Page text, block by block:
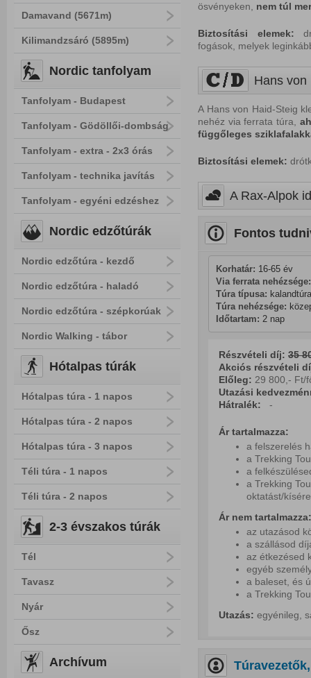
Damavand (5671m)
Kilimandzsáró (5895m)
Nordic tanfolyam
Tanfolyam - Budapest
Tanfolyam - Gödöllői-dombság
Tanfolyam - extra - 2x3 órás
Tanfolyam - technika javítás
Tanfolyam - egyéni edzéshez
Nordic edzőtúrák
Nordic edzőtúra - kezdő
Nordic edzőtúra - haladó
Nordic edzőtúra - szépkorúak
Nordic Walking - tábor
Hótalpas túrák
Hótalpas túra - 1 napos
Hótalpas túra - 2 napos
Hótalpas túra - 3 napos
Téli túra - 1 napos
Téli túra - 2 napos
2-3 évszakos túrák
Tél
Tavasz
Nyár
Ősz
Archívum
ösvényeken, nem túl
Biztosítási elemek:
fogások, melyek
Hans von
A Hans von Haid-Steig
nehéz via ferrata túra,
függőleges
Biztosítási elemek:
A Rax-Alpok
Fontos
Korhatár: 16-65 év
Via ferrata
Túra típusa:
Túra nehézsége:
Időtartam: 2 nap
Részvételi díj: 35
Akciós részvételi
Előleg: 29 800,- Ft/
Utazási
Hátralék: -
Ár tartalmazza:
a felszerelés
a Trekking
a
a Trekking
oktatást/
Ár nem tartalmazza:
az utazásod
a szállásod
az étkezésed
egyéb
a baleset, és
a Trekking
Utazás: egyénileg,